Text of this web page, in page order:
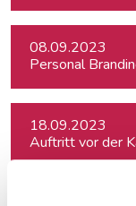
08.09.2023
Personal
18.09.2023
Auftritt vor der